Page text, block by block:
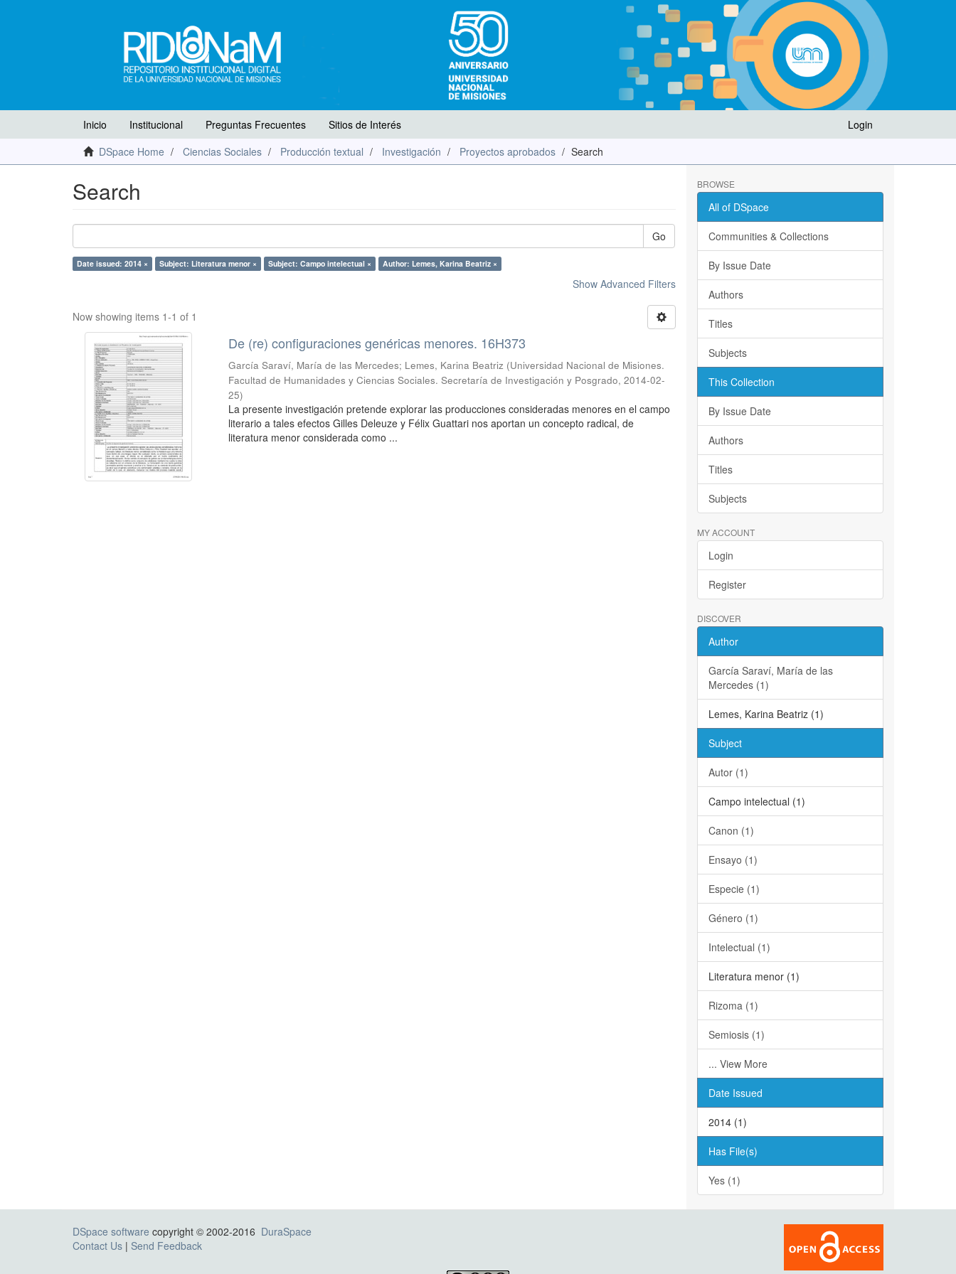
Login
Inicio Institucional Preguntas Frecuentes
Sitios de Interés
DSpace Home
Ciencias Sociales Producción textual Investigación Proyectos aprobados Search
Search
Go
Date issued: 2014 × Subject: Literatura menor × Subject: Campo intelectual × Author: Lemes, Karina Beatriz ×
Show Advanced Filters
Now showing items 1-1 of 1
De (re) configuraciones genéricas menores. 16H373
García Saraví, María de las Mercedes; Lemes, Karina Beatriz (Universidad Nacional de Misiones.
Facultad de Humanidades y Ciencias Sociales. Secretaría de Investigación y Posgrado,2014-02-
25)
La presente investigación pretende explorar las producciones consideradas menores en el campo
literario a tales efectos Gilles Deleuze y Félix Guattari nos aportan un concepto radical, de
literatura menor considerada como ...
BROWSE
All of DSpace
Communities & Collections
By Issue Date
Authors
Titles
Subjects
This Collection
By Issue Date
Authors
Titles
Subjects
MY ACCOUNT
Login
Register
DISCOVER
Author
García Saraví, María de las
Mercedes (1)
Lemes, Karina Beatriz (1)
Subject
Autor (1)
Campo intelectual (1)
Canon (1)
Ensayo (1)
Especie (1)
Género (1)
Intelectual (1)
Literatura menor (1)
Rizoma (1)
Semiosis (1)
... View More
Date Issued
2014 (1)
Has File(s)
Yes (1)
DSpace software copyright © 2002-2016 DuraSpace
Contact Us | Send Feedback